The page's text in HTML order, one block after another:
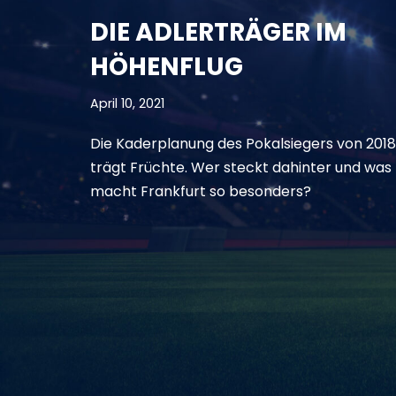
DIE ADLERTRÄGER IM
HÖHENFLUG
April 10, 2021
Die Kaderplanung des Pokalsiegers von 2018
trägt Früchte. Wer steckt dahinter und was
macht Frankfurt so besonders?